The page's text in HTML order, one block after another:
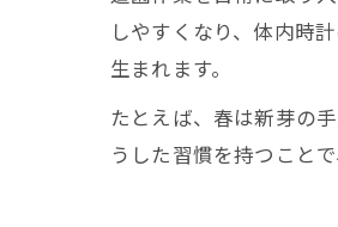
しやすくなり、体内時
生まれます。
たとえば、春は新芽の
うした習慣を持つこと